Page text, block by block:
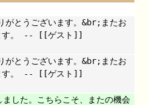
がとうございます。&br;またお
ます。 -- [[ゲスト]]
がとうございます。&br;またお
ます。 -- [[ゲスト]]
した。こちらこそ、またの機会